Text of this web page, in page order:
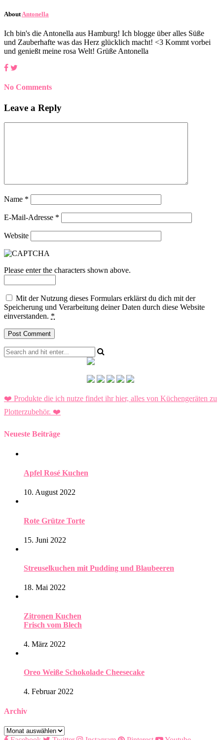
About Antonella
Ich bin's die Antonella aus Hamburg! Ich blogge über alles Süße
und Zauberhafte was das Herz glücklich macht! <3 Kommt vorbei
und genießt meine rosa Welt! Grüße Antonella
No Comments
Leave a Reply
Name *
E-Mail-Adresse *
Website
Please enter the characters shown above.
Mit der Nutzung dieses Formulars erklärst du dich mit der
Speicherung und Verarbeitung deiner Daten durch diese Website
einverstanden. *
❤️ Produkte die ich nutze findet ihr hier, alles von Küchengeräten zu
Plotterzubehör. ❤️
Neueste Beiträge
Apfel Rosé Kuchen
10. August 2022
Rote Grütze Torte
15. Juni 2022
Streuselkuchen mit Pudding und Blaubeeren
18. Mai 2022
Zitronen Kuchen
Frisch vom Blech
4. März 2022
Oreo Weiße Schokolade Cheesecake
4. Februar 2022
Archiv
Archiv